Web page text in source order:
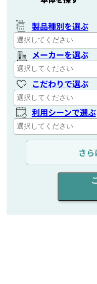
製品種別を選ぶ
メーカーを選ぶ
こだわりで選ぶ
利用シーンで選ぶ
通信距離を選ぶ
出力を選ぶ
同時通話人数を
さ